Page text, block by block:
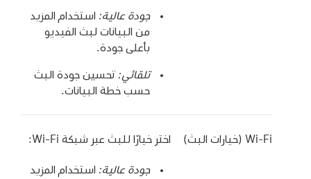
جودة عالية: استخدام المزيد
من البيانات لبث الفيديو
بأعلى جودة.
تلقائي: تحسين جودة البث
حسب خطة البيانات.
اختر خيارًا للبث عبر شبكة Wi‑Fi:
جودة عالية: استخدام المزيد